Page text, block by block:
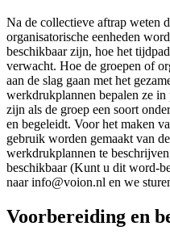
Na de collectieve aftrap weten
organisatorische eenheden
beschikbaar zijn, hoe het
verwacht. Hoe de groepen of
aan de slag gaan met het
werkdrukplannen bepalen ze
zijn als de groep een soort
en begeleidt. Voor het maken
gebruik worden gemaakt van de
werkdrukplannen te
beschikbaar (Kunt u dit word-
naar info@voion.nl en we
Voorbereiding en